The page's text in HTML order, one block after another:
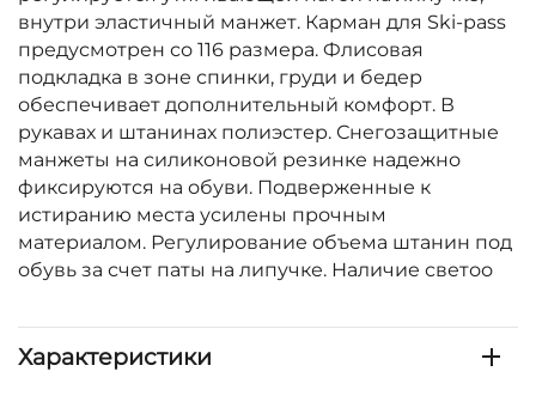
внутри эластичный манжет. Карман для Ski-pass
предусмотрен со 116 размера. Флисовая
подкладка в зоне спинки, груди и бедер
обеспечивает дополнительный комфорт. В
рукавах и штанинах полиэстер. Снегозащитные
манжеты на силиконовой резинке надежно
фиксируются на обуви. Подверженные к
истиранию места усилены прочным
материалом. Регулирование объема штанин под
обувь за счет паты на липучке. Наличие светоо
Характеристики